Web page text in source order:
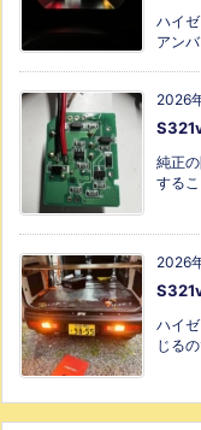
ハイ
アン
2026
純正
する
2026
ハイ
じる